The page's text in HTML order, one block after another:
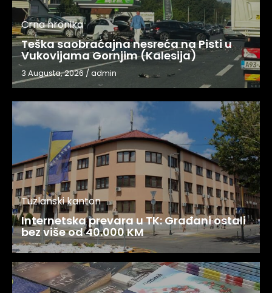
Crna hronika
Teška saobraćajna nesreća na Pisti u
Vukovijama Gornjim (Kalesija)
3 Augusta, 2026/admin
Tuzlanski kanton
Internetska prevara u TK: Građani ostali
bez više od 40.000 KM